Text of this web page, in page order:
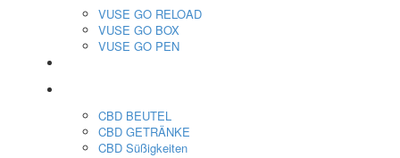
VUSE GO RELOAD
VUSE GO BOX
VUSE GO PEN
CBD BEUTEL
CBD GETRÄNKE
CBD Süßigkeiten